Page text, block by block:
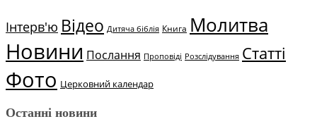
Інтерв'ю Відео Дитяча біблія Книга Молитва
Новини Послання Проповіді Розслідування Статті
Фото Церковний календар
Останні новини